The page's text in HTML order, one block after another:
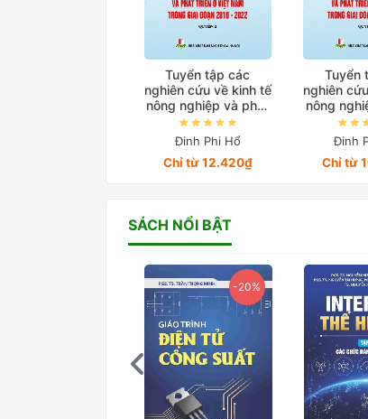
Tuyển tập các
nghiên cứu về kinh tế
nông nghiệp và phát
triển ở Việt Nam
trong giai đoạn
Đinh Phi Hổ
Chỉ từ 12.420₫
Tuyển
nghiên
nông
triển ở
trong
Đinh
Chỉ từ
SÁCH NỔI BẬT
-20%